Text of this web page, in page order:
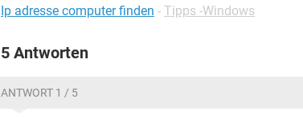
Ip adresse computer finden - Tipps -Windows
5 Antworten
ANTWORT 1 / 5